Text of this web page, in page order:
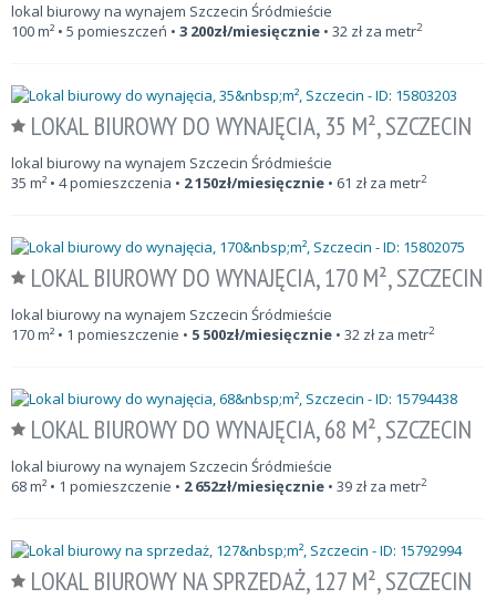
lokal biurowy na wynajem Szczecin Śródmieście
100m² • 5 pomieszczeń • 3 200zł/miesięcznie • 32 zł za metr2
LOKAL BIUROWY DO WYNAJĘCIA, 35 M², SZCZECIN
lokal biurowy na wynajem Szczecin Śródmieście
35 m² • 4 pomieszczenia • 2 150zł/miesięcznie • 61 zł za metr2
LOKAL BIUROWY DO WYNAJĘCIA, 170 M², SZCZECIN
lokal biurowy na wynajem Szczecin Śródmieście
170m² • 1 pomieszczenie • 5 500zł/miesięcznie • 32 zł za metr2
LOKAL BIUROWY DO WYNAJĘCIA, 68 M², SZCZECIN
lokal biurowy na wynajem Szczecin Śródmieście
68m² • 1 pomieszczenie • 2 652zł/miesięcznie • 39 zł za metr2
LOKAL BIUROWY NA SPRZEDAŻ, 127 M², SZCZECIN